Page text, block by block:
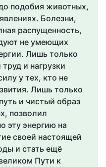
подобия животных,
Болезни,
распущенность,
не умеющих
Лишь только
и нагрузки
у тех, кто не
Лишь только
и чистый образ
позволил
эту энергию на
своей настоящей
и стать ещё
Пути к